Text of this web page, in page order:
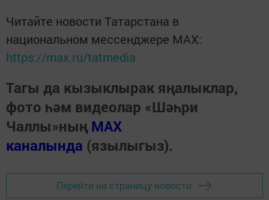
Читайте новости Татарстана в
национальном мессенджере MАХ:
https://max.ru/tatmedia
Тагы да кызыклырак яңалыклар,
фото һәм видеолар «Шәһри
Чаллы»ның MAX
каналында (язылыгыз).
Перейти на страницу новости